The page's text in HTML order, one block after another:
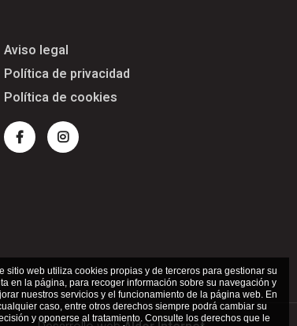
sitio web utiliza cookies propias y de terceros para gestionar su
en la página, para recoger información sobre su navegación y
nuestros servicios y el funcionamiento de la página web. En
caso, entre otros derechos siempre podrá cambiar su
y oponerse al tratamiento. Consulte los derechos que le
Aviso legal
Política de privacidad
Política de cookies
FacebookInstagram